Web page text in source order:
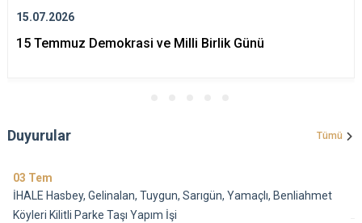
15.07.2026
15 Temmuz Demokrasi ve Milli Birlik Günü
Duyurular Tümü
03 Tem
İHALE Hasbey, Gelinalan, Tuygun, Sarıgün, Yamaçlı, Benliahmet
Köyleri Kilitli Parke Taşı Yapım İşi